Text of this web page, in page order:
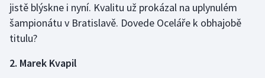
jistě blýskne i nyní. Kvalitu už prokázal na uplynulém
šampionátu v Bratislavě. Dovede Oceláře k obhajobě
titulu?
2. Marek Kvapil